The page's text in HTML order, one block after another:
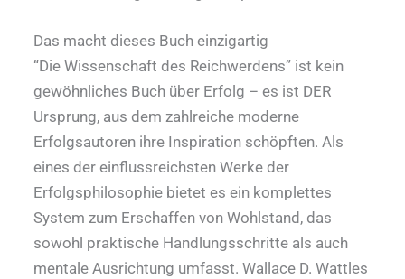
Das macht dieses Buch einzigartig
“Die Wissenschaft des Reichwerdens” ist kein
gewöhnliches Buch über Erfolg – es ist DER
Ursprung, aus dem zahlreiche moderne
Erfolgsautoren ihre Inspiration schöpften. Als
eines der einflussreichsten Werke der
Erfolgsphilosophie bietet es ein komplettes
System zum Erschaffen von Wohlstand, das
sowohl praktische Handlungsschritte als auch
mentale Ausrichtung umfasst. Wallace D. Wattles